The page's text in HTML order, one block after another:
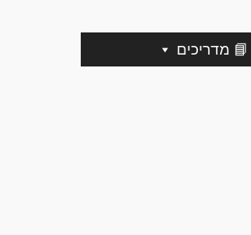
📘 מדריכים